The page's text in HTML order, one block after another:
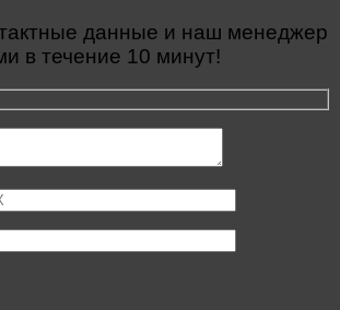
данные и наш менеджер
в течение 10 минут!